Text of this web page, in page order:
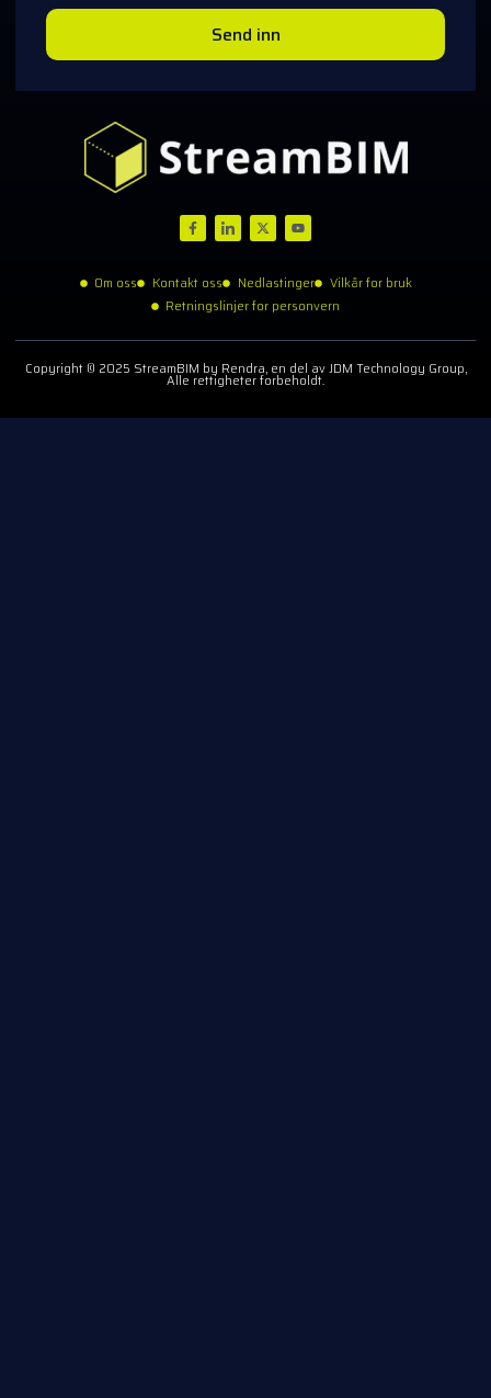
Send inn
Om oss Kontakt oss Nedlastinger
Vilkår for bruk
Retningslinjer for personvern
Copyright © 2025 StreamBIM by Rendra, en del av JDM Technology Group,
Alle rettigheter forbeholdt.